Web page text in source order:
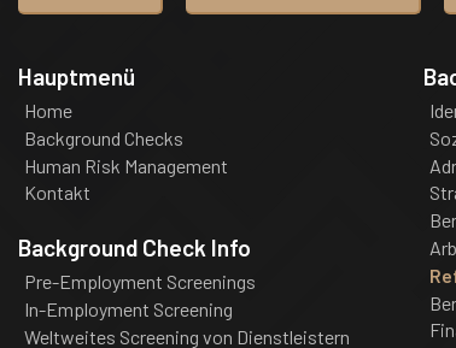
Hauptmenü
Home
Background Checks
Human Risk Management
Kontakt
Background Check Info
Pre-Employment Screenings
In-Employment Screening
Weltweites Screening von Dienstleistern